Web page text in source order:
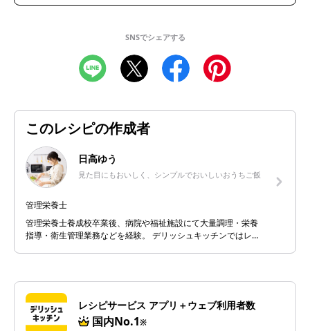
SNSでシェアする
このレシピの作成者
日高ゆう
見た目にもおいしく、シンプルでおいしいおうちご飯
管理栄養士
管理栄養士養成校卒業後、病院や福祉施設にて大量調理・栄養
指導・衛生管理業務などを経験。 デリッシュキッチンではレシ
げない日のごはんも料理をする人、食べる人が幸せな気持ちに
なれるよう、料理を考案しています。
レシピサービス アプリ＋ウェブ利用者数
国内No.1※